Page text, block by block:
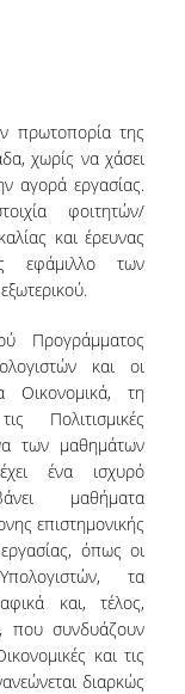
πρωτοπορία της
χωρίς να χάσει
αγορά εργασίας.
φοιτητών/
και έρευνας
εφάμιλλο των
Προγράμματος
και οι
Οικονομικά, τη
Πολιτισμικές
των μαθημάτων
ένα ισχυρό
μαθήματα
επιστημονικής
όπως οι
τα
και, τέλος,
που συνδυάζουν
και τις
διαρκώς